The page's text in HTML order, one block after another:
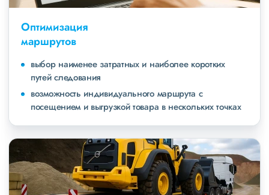
Оптимизация
маршрутов
выбор наименее затратных и наиболее коротких
путей следования
возможность индивидуального маршрута с
посещением и выгрузкой товара в нескольких точках